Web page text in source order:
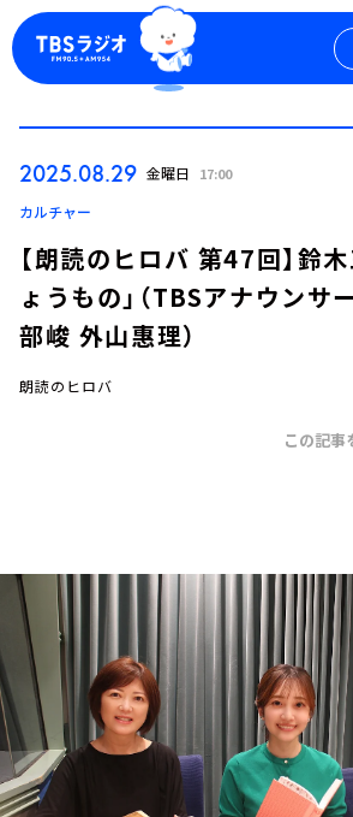
イベント・グッズ
YouTube
会社情報
2025.08.29 金曜日 17:00
カルチャー
【朗読のヒロバ 第47回】鈴
ょうもの」（TBSアナウンサ
部峻 外山惠理）
朗読のヒロバ
この記事